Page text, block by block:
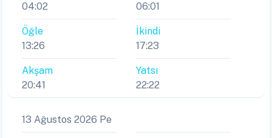
04:02
06:01
Öğle
13:26
İkindi
17:23
Akşam
20:41
Yatsı
22:22
13 Ağustos 2026 Pe